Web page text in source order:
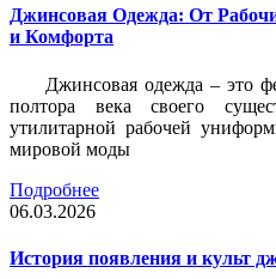
Джинсовая Одежда: От
и Комфорта
Джинсовая одежда – это
полтора века своего
утилитарной рабочей
мировой моды
Подробнее
06.03.2026
История появления и культ